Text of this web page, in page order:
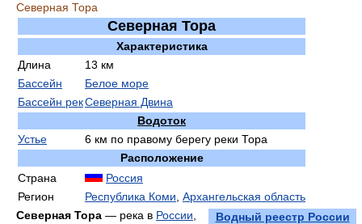
Северная Тора
Северная Тора
Характеристика
Длина
13 км
Бассейн
Белое море
Бассейн рекСеверная Двина
Водоток
Устье
6 км по правому берегу реки Тора
Расположение
Страна
Россия
Регион
Республика Коми Архангельская область
Водный реестр России
Северная Тора — река в России